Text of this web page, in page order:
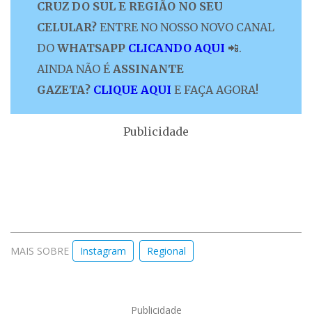
CRUZ DO SUL E REGIÃO NO SEU
CELULAR? ENTRE NO NOSSO NOVO CANAL
DO WHATSAPP CLICANDO AQUI 📲.
AINDA NÃO É ASSINANTE
GAZETA? CLIQUE AQUI E FAÇA AGORA!
Publicidade
MAIS SOBRE Instagram Regional
Publicidade